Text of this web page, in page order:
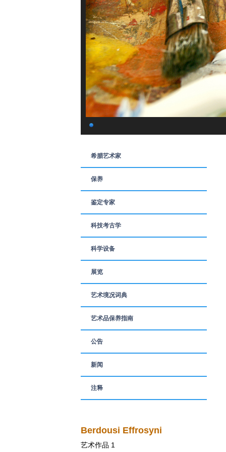
希腊艺术家
保养
鉴定专家
科技考古学
科学设备
展览
艺术境况词典
艺术品保养指南
公告
新闻
注释
Berdousi Effrosyni
艺术作品 1